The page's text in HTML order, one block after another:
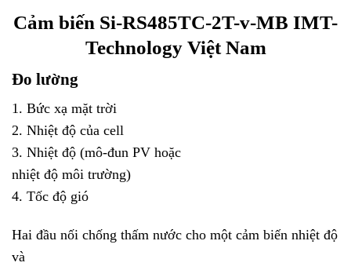
Cảm biến Si-RS485TC-2T-v-MB IMT-
Technology Việt Nam
Đo lường
1. Bức xạ mặt trời
2. Nhiệt độ của cell
3. Nhiệt độ (mô-đun PV hoặc
nhiệt độ môi trường)
4. Tốc độ gió
Hai đầu nối chống thấm nước cho một cảm biến nhiệt độ
và